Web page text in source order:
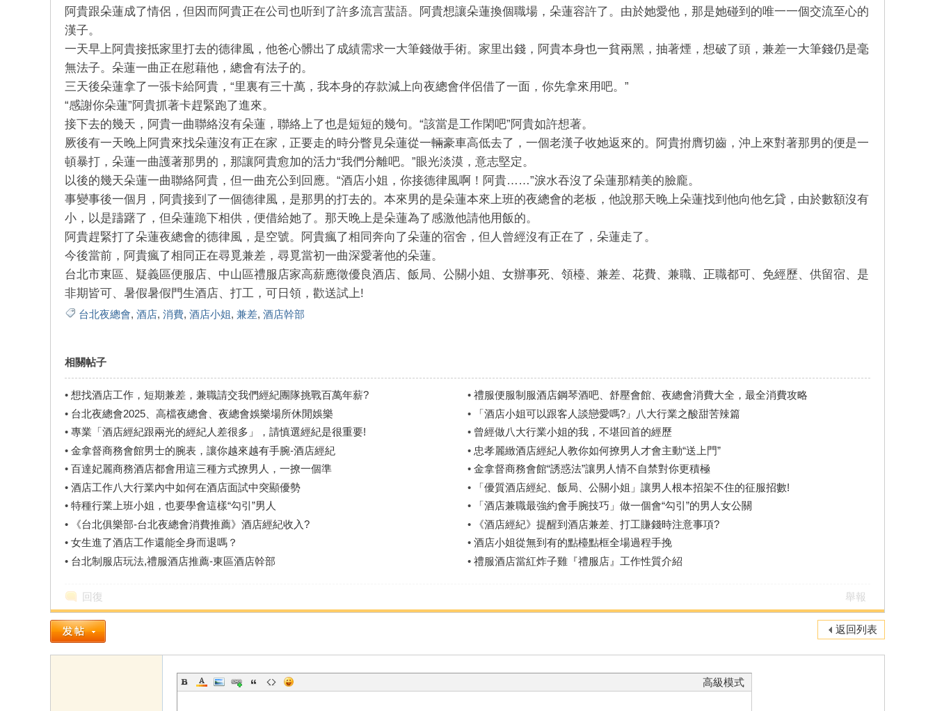
阿貴跟朵蓮成了情侶，但因而阿貴正在公司也听到了許多流言蜚語。阿貴想讓朵蓮換個職場，朵蓮容許了。由於她愛他，那是她碰到的唯一一個交流至心的
漢子。
一天早上阿貴接抵家里打去的德律風，他爸心髒出了成績需求一大筆錢做手術。家里出錢，阿貴本身也一貧兩黑，抽著煙，想破了頭，兼差一大筆錢仍是毫
無法子。朵蓮一曲正在慰藉他，總會有法子的。
三天後朵蓮拿了一張卡給阿貴，“里裏有三十萬，我本身的存款減上向夜總會伴侶借了一面，你先拿來用吧。”
“感謝你朵蓮”阿貴抓著卡趕緊跑了進來。
接下去的幾天，阿貴一曲聯絡沒有朵蓮，聯絡上了也是短短的幾句。“該當是工作閑吧”阿貴如許想著。
厥後有一天晚上阿貴來找朵蓮沒有正在家，正要走的時分瞥見朵蓮從一輛豪車高低去了，一個老漢子收她返來的。阿貴拊膺切齒，沖上來對著那男的便是一
頓暴打，朵蓮一曲護著那男的，那讓阿貴愈加的活力“我們分離吧。”眼光淡漠，意志堅定。
以後的幾天朵蓮一曲聯絡阿貴，但一曲充公到回應。“酒店小姐，你接德律風啊！阿貴……”淚水吞沒了朵蓮那精美的臉龐。
事變事後一個月，阿貴接到了一個德律風，是那男的打去的。本來男的是朵蓮本來上班的夜總會的老板，他說那天晚上朵蓮找到他向他乞貸，由於數額沒有
小，以是躊躇了，但朵蓮跪下相供，便借給她了。那天晚上是朵蓮為了感激他請他用飯的。
阿貴趕緊打了朵蓮夜總會的德律風，是空號。阿貴瘋了相同奔向了朵蓮的宿舍，但人曾經沒有正在了，朵蓮走了。
今後當前，阿貴瘋了相同正在尋覓兼差，尋覓當初一曲深愛著他的朵蓮。
台北市東區、疑義區便服店、中山區禮服店家高薪應徵優良酒店、飯局、公關小姐、女辦事死、領檯、兼差、花費、兼職、正職都可、免經歷、供留宿、是
非期皆可、暑假暑假門生酒店、打工，可日領，歡送試上!
台北夜總會, 酒店, 消費, 酒店小姐, 兼差, 酒店幹部
相關帖子
• 想找酒店工作，短期兼差，兼職請交我們經紀團隊挑戰百萬年薪? • 禮服便服制服酒店鋼琴酒吧、舒壓會館、夜總會消費大全，最全消費攻略
• 台北夜總會2025、高檔夜總會、夜總會娛樂場所休閒娛樂 •
「酒店小姐可以跟客人談戀愛嗎?」八大行業之酸甜苦辣篇
• 專業「酒店經紀跟兩光的經紀人差很多」，請慎選經紀是很重要! • 曾經做八大行業小姐的我，不堪回首的經歷
• 金拿督商務會館男士的腕表，讓你越來越有手腕-酒店經紀 • 忠孝麗緻酒店經紀人教你如何撩男人才會主動“送上門”
• 百達妃麗商務酒店都會用這三種方式撩男人，一撩一個準 • 金拿督商務會館“誘惑法”讓男人情不自禁對你更積極
• 酒店工作八大行業內中如何在酒店面試中突顯優勢 •
「優質酒店經紀、飯局、公關小姐」讓男人根本招架不住的征服招數!
• 特種行業上班小姐，也要學會這樣“勾引”男人 •
「酒店兼職最強約會手腕技巧」做一個會“勾引”的男人女公關
•
《台北俱樂部-台北夜總會消費推薦》酒店經紀收入? •
《酒店經紀》提醒到酒店兼差、打工賺錢時注意事項?
• 女生進了酒店工作還能全身而退嗎？ • 酒店小姐從無到有的點檯點框全場過程手挽
• 台北制服店玩法,禮服酒店推薦-東區酒店幹部 • 禮服酒店當紅炸子雞『禮服店』工作性質介紹
回復 舉報
返回列表
高級模式